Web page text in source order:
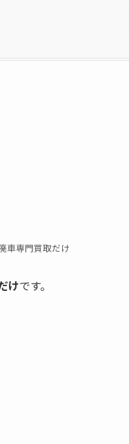
車専門買取だけ
けです。